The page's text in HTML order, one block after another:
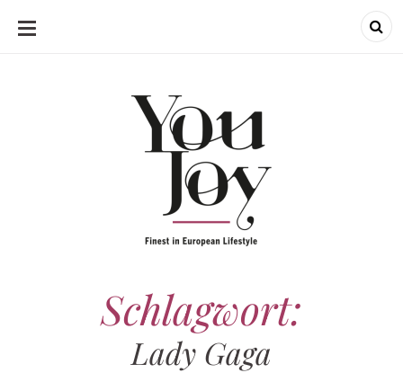
SKIP
Schlagwort:
Lady Gaga